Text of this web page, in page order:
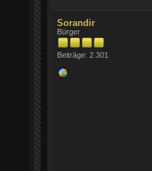
Sorandir
Bürger
Beiträge: 2.301